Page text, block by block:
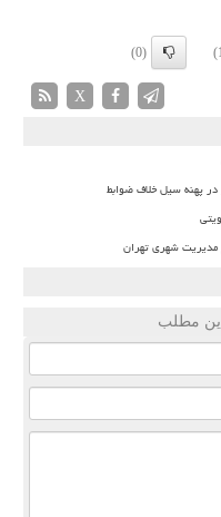
(0)
X
پهنه سیل خلاف ضوابط
مدیریت شهری تهران
مطلب